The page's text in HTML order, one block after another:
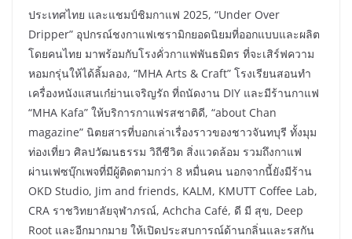
ประเทศไทย และแชมป์ชิมกาแฟ 2025, “Under Over
Dripper” อุปกรณ์ชงกาแฟเซรามิกยอดนิยมที่ออกแบบและผลิต
โดยคนไทย มาพร้อมกับโรงคั่วกาแฟพันธมิตร ที่จะเสิร์ฟความ
หอมกรุ่นให้ได้ลิ้มลอง, “MHA Arts & Craft” โรงเรียนสอนทำ
เครื่องหนังแสนเก๋ย่านเจริญรัถ ที่ถนัดงาน DIY และมีร้านกาแฟ
“MHA Kafa” ให้บริการกาแฟรสชาติดี, “about Chan
magazine” นิตยสารที่บอกเล่าเรื่องราวของชาวจันทบุรี ทั้งมุม
ท่องเที่ยว ศิลปวัฒนธรรม วิถีชีวิต สิ่งแวดล้อม รวมถึงกาแฟ
ผ่านเฟซบุ๊กเพจที่มีผู้ติดตามกว่า 8 หมื่นคน นอกจากนี้ยังมีร้าน
OKD Studio, Jim and friends, KALM, KMUTT Coffee Lab,
CRA ราชวิทยาลัยจุฬาภรณ์, Achcha Café, ดี มี สุข, Deep
Root และอีกมากมาย ให้เปิดประสบการณ์ด้านกลิ่นและรสกัน